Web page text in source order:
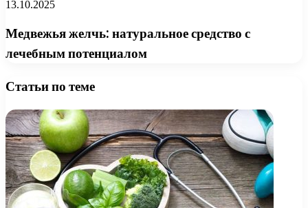
13.10.2025
Медвежья желчь: натуральное средство с
лечебным потенциалом
Статьи по теме